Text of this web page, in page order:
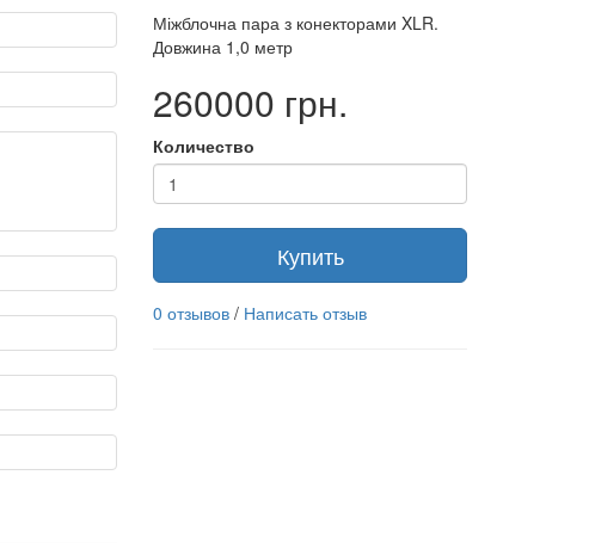
Міжблочна пара з конекторами XLR.
Довжина 1,0 метр
260000 грн.
Количество
Купить
0 отзывов / Написать отзыв